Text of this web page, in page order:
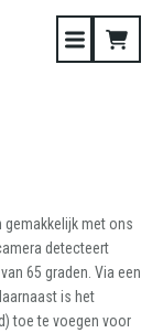
gemakkelijk met ons
detecteert
65 graden. Via een
is het
toe te voegen voor